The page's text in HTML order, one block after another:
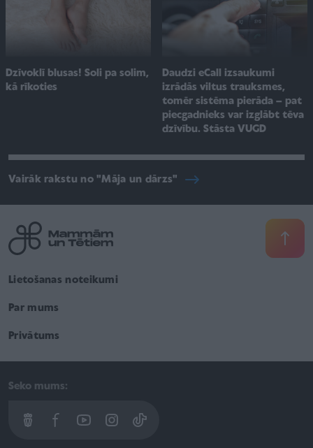
Dzīvoklī blusas! Soli pa solim,
kā rīkoties
Daudzi eCall izsaukumi
izrādās viltus trauksmes,
tomēr sistēma pierāda – pat
piecgadnieks var izglābt tēva
dzīvību. Stāsta VUGD
Vairāk rakstu no "Māja un dārzs"
Lietošanas noteikumi
Par mums
Privātums
Seko mums: